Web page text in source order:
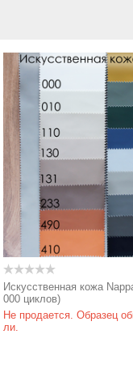
Искусственная кожа
000 циклов)
Не продается. Образец
ли.